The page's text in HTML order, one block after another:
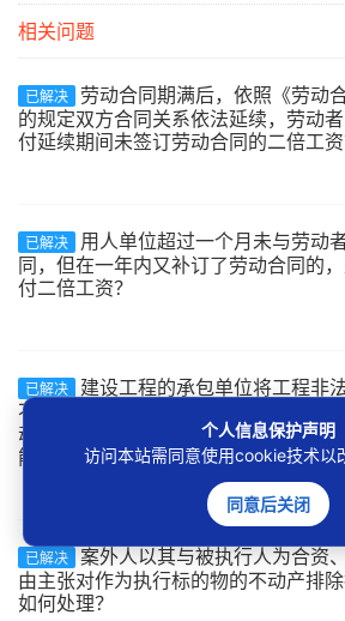
相关问题
已解决
劳动合同期满后，依照《劳动
的规定双方合同关系依法延续，劳动
付延续期间未签订劳动合同的二倍工资
已解决
用人单位超过一个月未与劳动
同，但在一年内又补订了劳动合同的
付二倍工资？
已解决
建设工程的承包单位将工程非
不具备用工主体资格的实际施工人，
动者的用工关系如何认定，及劳动者
能否主张劳动关系项下的权利？
已解决 案外人以其与被执行人为合资
由主张对作为执行标的物的不动产排
如何处理？
个人信息保护声明
访问本站需同意使用cookie技术以
同意后关闭